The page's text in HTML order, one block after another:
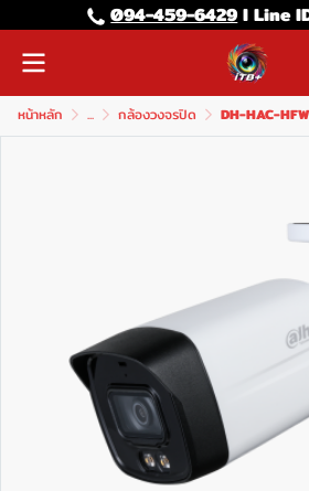
094-459-6429l Line
หน้าหลัก ... กล้องวงจรปิด DH-HAC-HFW1200TLM-IL-A